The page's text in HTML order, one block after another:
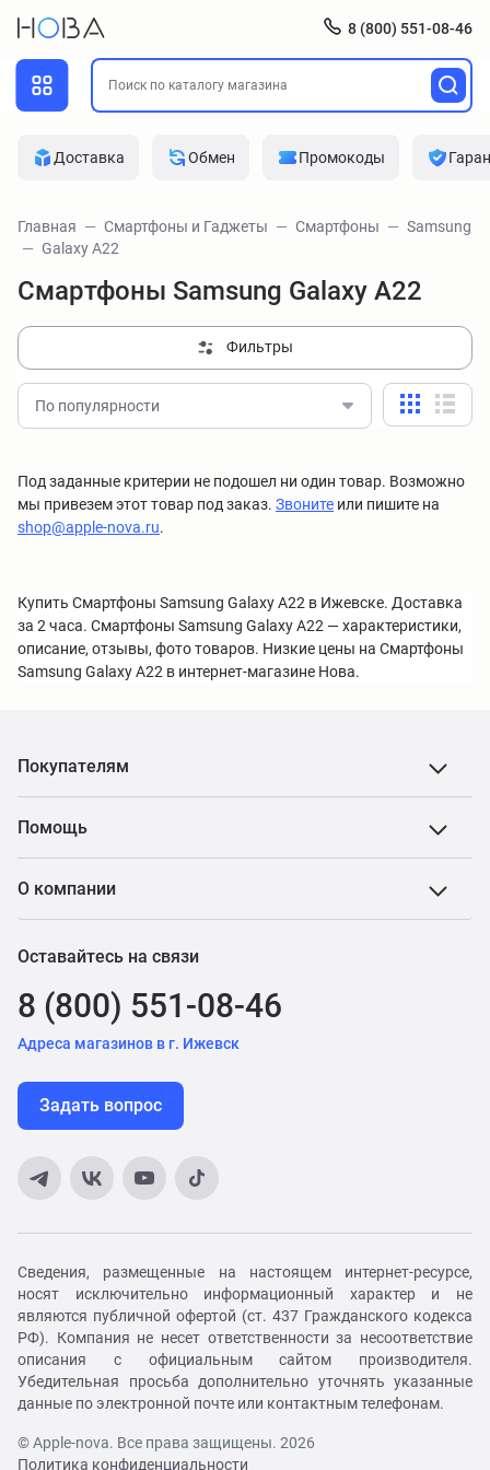
8 (800) 551-08-46
Доставка Обмен Промокоды
Главная Смартфоны и Гаджеты Смартфоны
Samsung
Galaxy A22
Смартфоны Samsung Galaxy A22
Фильтры
По популярности
Под заданные критерии не подошел ни один товар. Возможно
мы привезем этот товар под заказ. Звоните или пишите на
shop@apple-nova.ru.
Купить Смартфоны Samsung Galaxy A22 в Ижевске. Доставка
за 2 часа. Смартфоны Samsung Galaxy A22 — характеристики,
описание, отзывы, фото товаров. Низкие цены на Смартфоны
Samsung Galaxy A22 в интернет-магазине Нова.
Покупателям
Помощь
О компании
Оставайтесь на связи
8 (800) 551-08-46
Адреса магазинов в г. Ижевск
Задать вопрос
Сведения, размещенные на настоящем интернет-ресурсе,
носят исключительно информационный характер и не
являются публичной офертой (ст. 437 Гражданского кодекса
РФ). Компания не несет ответственности за несоответствие
описания с официальным сайтом производителя.
Убедительная просьба дополнительно уточнять указанные
данные по электронной почте или контактным телефонам.
© Apple-nova. Все права защищены. 2026
Политика конфиденциальности